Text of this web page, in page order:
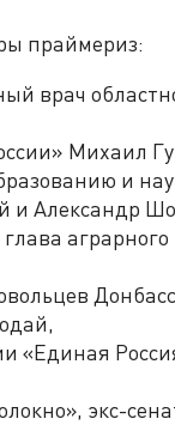
праймериз:
врач
Михаил
и
и Александр
«Единая
экс-